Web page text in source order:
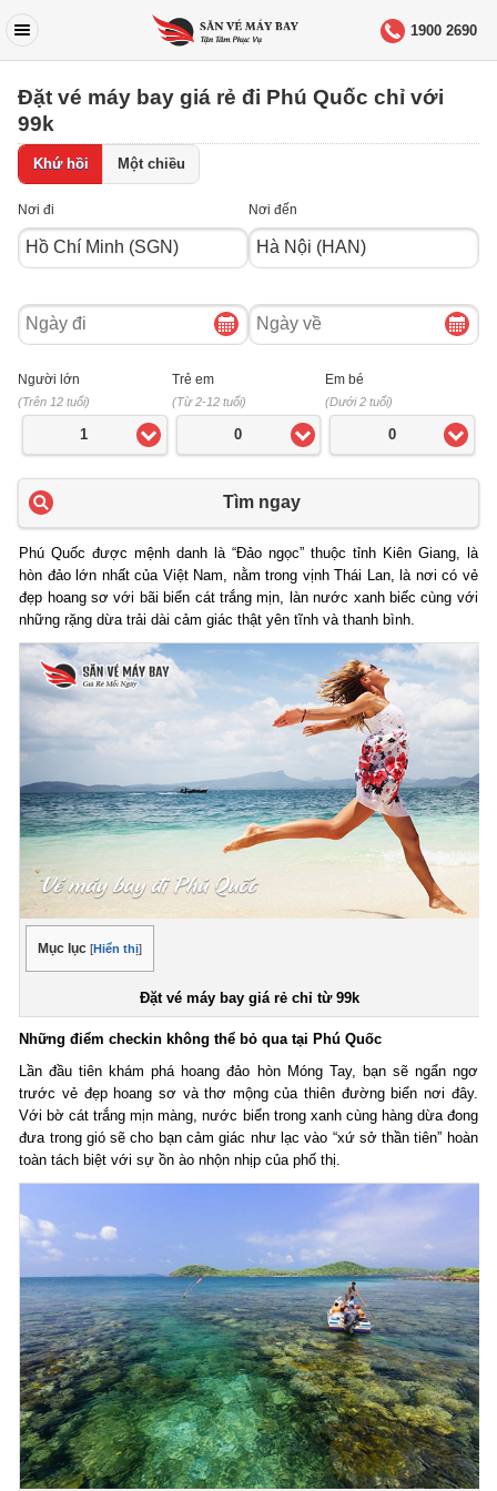
1900 2690
Đặt vé máy bay giá rẻ đi Phú Quốc chỉ với
99k
Khứ hồi Một chiều
Nơi đi Nơi đến
Ngày
đi
Ngày
về
Người lớn
(Trên 12 tuổi)
1
Trẻ em
(Từ 2-12 tuổi)
0
Em bé
(Dưới 2 tuổi)
0
Tìm ngay
Phú Quốc được mệnh danh là “Đảo ngọc” thuộc tỉnh Kiên Giang, là
hòn đảo lớn nhất của Việt Nam, nằm trong vịnh Thái Lan, là nơi có vẻ
đẹp hoang sơ với bãi biển cát trắng mịn, làn nước xanh biếc cùng với
những rặng dừa trải dài cảm giác thật yên tĩnh và thanh bình.
Mục lục [Hiển thị]
Đặt vé máy bay giá rẻ chỉ từ 99k
Những điểm checkin không thể bỏ qua tại Phú Quốc
Lần đầu tiên khám phá hoang đảo hòn Móng Tay, bạn sẽ ngẩn ngơ
trước vẻ đẹp hoang sơ và thơ mộng của thiên đường biển nơi đây.
Với bờ cát trắng mịn màng, nước biển trong xanh cùng hàng dừa đong
đưa trong gió sẽ cho bạn cảm giác như lạc vào “xứ sở thần tiên” hoàn
toàn tách biệt với sự ồn ào nhộn nhịp của phố thị.